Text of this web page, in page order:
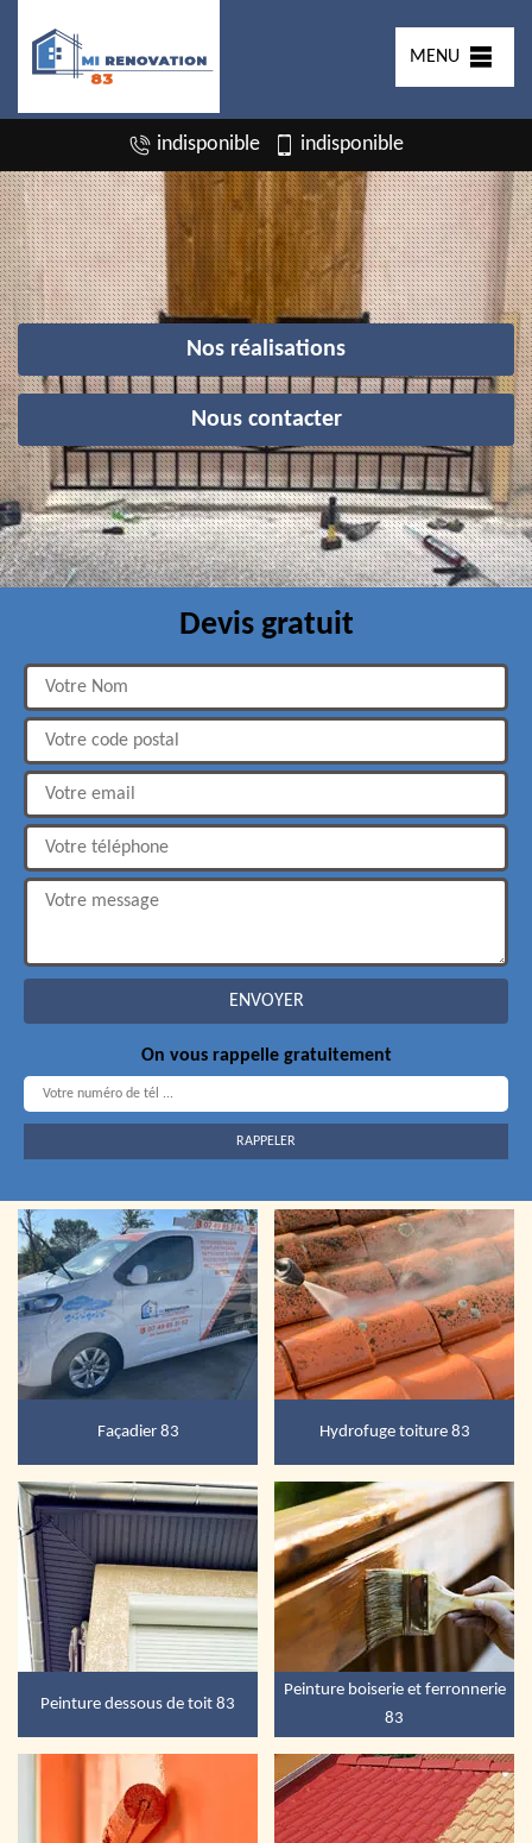
MENU
indisponible indisponible
Nos réalisations
Nous contacter
Devis gratuit
On vous rappelle gratuitement
Façadier 83 Hydrofuge toiture 83
Peinture dessous de toit 83
Peinture boiserie et ferronnerie
83